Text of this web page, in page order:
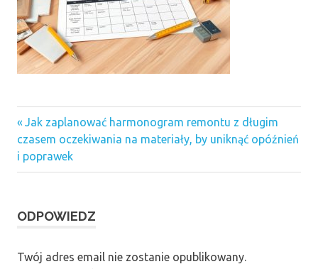
Nawigacja
wpisu
Previous
Post:
Jak zaplanować harmonogram remontu z długim
czasem oczekiwania na materiały, by uniknąć opóźnień
i poprawek
ODPOWIEDZ
Twój adres email nie zostanie opublikowany.